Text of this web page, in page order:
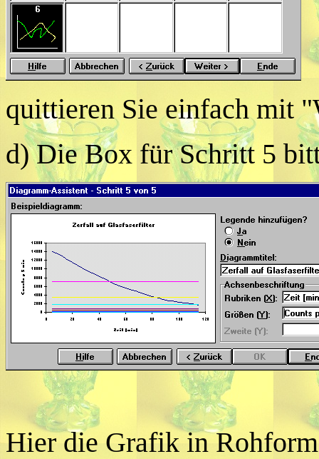
quittieren Sie einfach mit
d) Die Box für Schritt 5
Hier die Grafik in